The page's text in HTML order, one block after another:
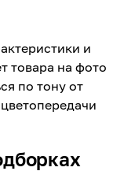
и
товара на фото
по тону от